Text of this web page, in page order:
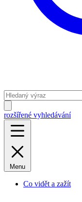
rozšířené vyhledávání
Menu
Co vidět a zažít